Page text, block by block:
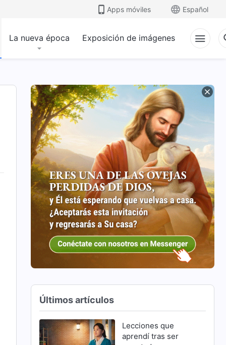
Apps móviles Español
La nueva época Exposición de imágenes
Últimos artículos
Lecciones que
aprendí tras ser